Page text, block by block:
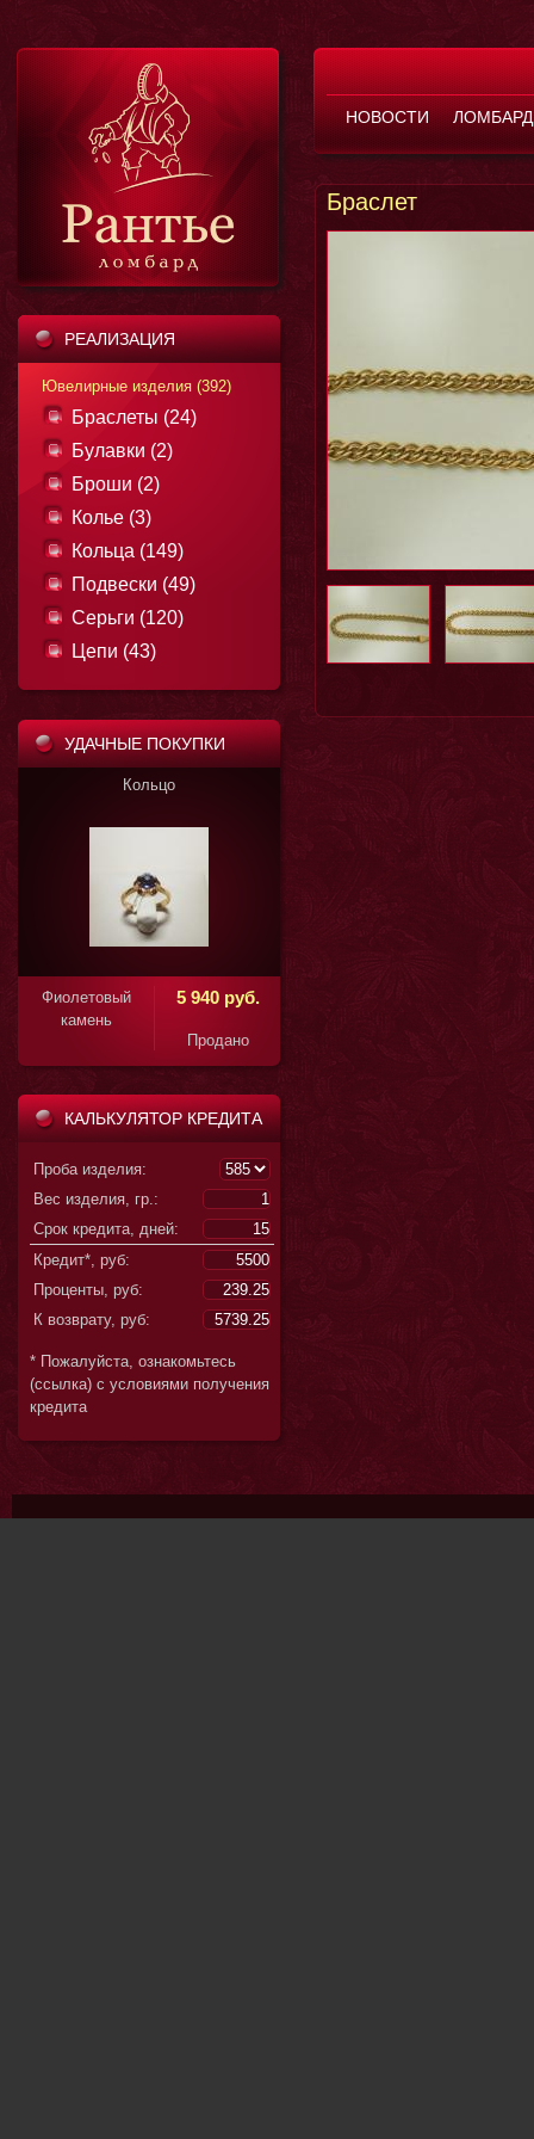
НОВОСТИ ЛОМБАРД
РЕАЛИЗАЦИЯ
Ювелирные изделия (392)
Браслеты (24)
Булавки (2)
Броши (2)
Колье (3)
Кольца (149)
Подвески (49)
Серьги (120)
Цепи (43)
УДАЧНЫЕ ПОКУПКИ
Фиолетовый
11 850 руб.
КАЛЬКУЛЯТОР КРЕДИТА
Проба изделия:
Вес изделия, гр.:
Срок кредита, дней:
Кредит*, руб:
Проценты, руб:
К возврату, руб:
* Пожалуйста, ознакомьтесь
(ссылка) с условиями получения
кредита
Браслет